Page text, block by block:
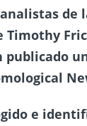
analistas de
Timothy
publicado
e